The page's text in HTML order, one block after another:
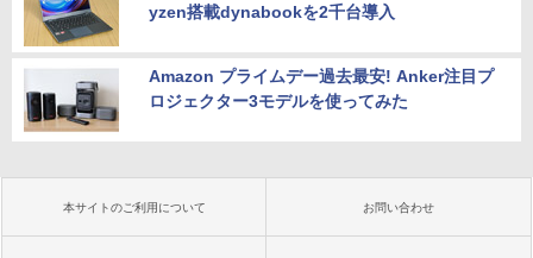
yzen搭載dynabookを2千台導入
Amazon プライムデー過去最安! Anker注目プ
ロジェクター3モデルを使ってみた
本サイトのご利用について お問い合わせ